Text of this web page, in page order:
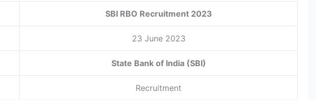
SBI RBO Recruitment 2023
23 June 2023
State Bank of India (SBI)
Recruitment